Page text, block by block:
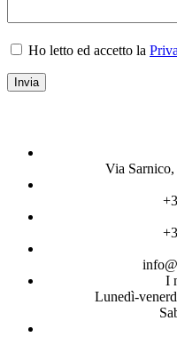
Ho letto ed accetto la
Via
I
Lunedì-